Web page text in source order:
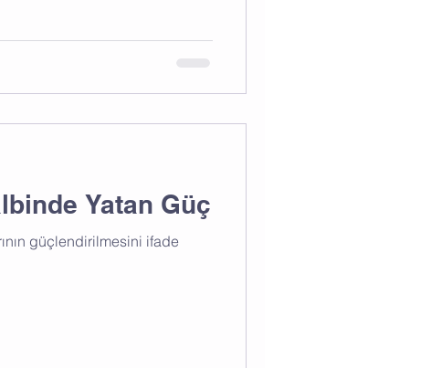
Yatan Güç
güçlendirilmesini ifade